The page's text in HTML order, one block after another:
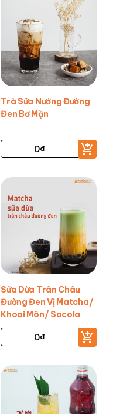
Trà Sữa Nướng Đường
Đen Bơ Mặn
0₫
Sữa Dừa Trân Châu
Đường Đen Vị Matcha/
Khoai Môn/ Socola
0₫